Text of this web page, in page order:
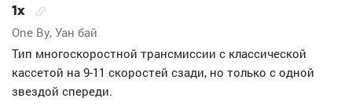
1x
One By, Уан бай
Тип многоскоростной трансмиссии с классической
кассетой на 9-11 скоростей сзади, но только с одной
звездой спереди.